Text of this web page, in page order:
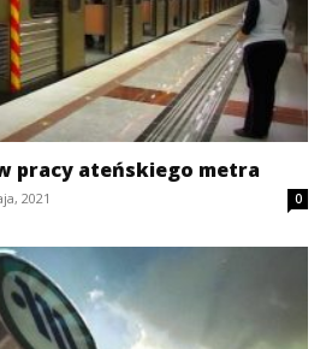
pracy ateńskiego metra
2021 0